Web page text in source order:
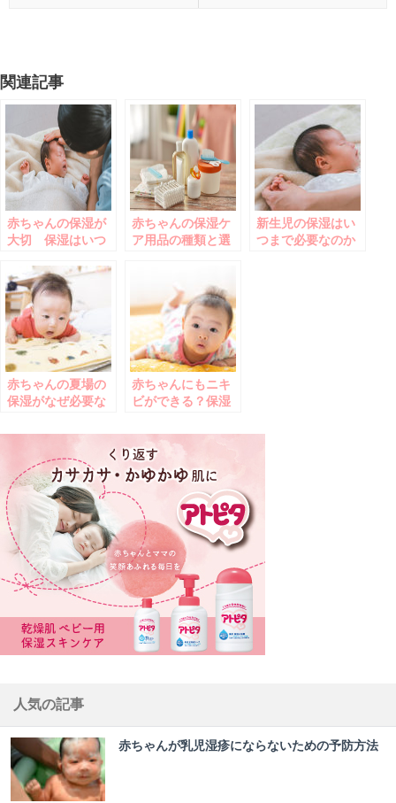
関連記事
赤ちゃんの保湿が
大切 保湿はいつ
赤ちゃんの保湿ケ
ア用品の種類と選
新生児の保湿はい
つまで必要なのか
赤ちゃんの夏場の
保湿がなぜ必要な
赤ちゃんにもニキ
ビができる？保湿
人気の記事
赤ちゃんが乳児湿疹にならないための予防方法